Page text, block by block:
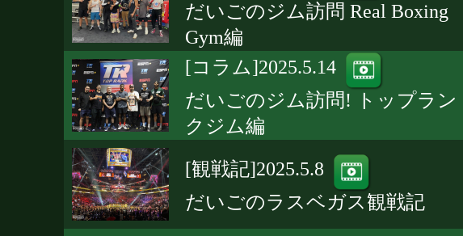
だいごのジム訪問 Real Boxing
Gym編
[コラム]2025.5.14
だいごのジム訪問! トップラン
クジム編
[観戦記]2025.5.8
だいごのラスベガス観戦記